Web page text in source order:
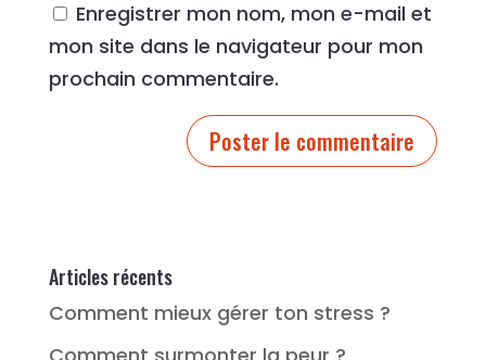
Enregistrer mon nom, mon e-mail et
mon site dans le navigateur pour mon
prochain commentaire.
Articles récents
Comment mieux gérer ton stress ?